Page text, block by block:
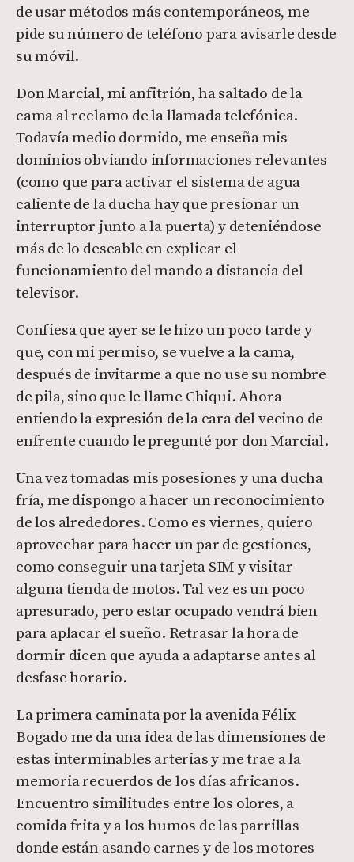
de usar métodos más contemporáneos, me
pide su número de teléfono para avisarle desde
su móvil.
Don Marcial, mi anfitrión, ha saltado de la
cama al reclamo de la llamada telefónica.
Todavía medio dormido, me enseña mis
dominios obviando informaciones relevantes
(como que para activar el sistema de agua
caliente de la ducha hay que presionar un
interruptor junto a la puerta) y deteniéndose
más de lo deseable en explicar el
funcionamiento del mando a distancia del
televisor.
Confiesa que ayer se le hizo un poco tarde y
que, con mi permiso, se vuelve a la cama,
después de invitarme a que no use su nombre
de pila, sino que le llame Chiqui. Ahora
entiendo la expresión de la cara del vecino de
enfrente cuando le pregunté por don Marcial.
Una vez tomadas mis posesiones y una ducha
fría, me dispongo a hacer un reconocimiento
de los alrededores. Como es viernes, quiero
aprovechar para hacer un par de gestiones,
como conseguir una tarjeta SIM y visitar
alguna tienda de motos. Tal vez es un poco
apresurado, pero estar ocupado vendrá bien
para aplacar el sueño. Retrasar la hora de
dormir dicen que ayuda a adaptarse antes al
desfase horario.
La primera caminata por la avenida Félix
Bogado me da una idea de las dimensiones de
estas interminables arterias y me trae a la
memoria recuerdos de los días africanos.
Encuentro similitudes entre los olores, a
comida frita y a los humos de las parrillas
donde están asando carnes y de los motores